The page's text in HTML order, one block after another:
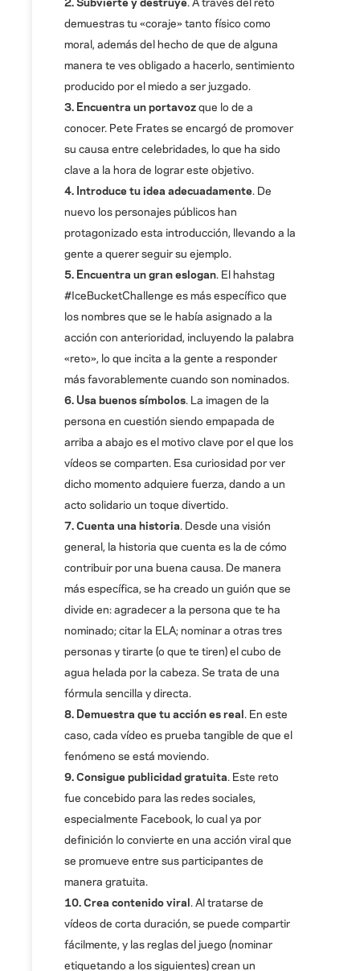
demuestras tu «coraje» tanto físico como
moral, además del hecho de que de alguna
manera te ves obligado a hacerlo, sentimiento
producido por el miedo a ser juzgado.
3. Encuentra un portavozque lo de a
conocer. Pete Frates se encargó de promover
su causa entre celebridades, lo que ha sido
clave a la hora de lograr este objetivo.
4. Introduce tu idea adecuadamente. De
nuevo los personajes públicos han
protagonizado esta introducción, llevando a la
gente a querer seguir su ejemplo.
5. Encuentra un gran eslogan. El hahstag
#IceBucketChallenge es más específico que
los nombres que se le había asignado a la
acción con anterioridad, incluyendo la palabra
«reto», lo que incita a la gente a responder
más favorablemente cuando son nominados.
6. Usa buenos símbolos. La imagen de la
persona en cuestión siendo empapada de
arriba a abajo es el motivo clave por el que los
vídeos se comparten. Esa curiosidad por ver
dicho momento adquiere fuerza, dando a un
acto solidario un toque divertido.
7. Cuenta una historia. Desde una visión
general, la historia que cuenta es la de cómo
contribuir por una buena causa. De manera
más específica, se ha creado un guión que se
divide en: agradecer a la persona que te ha
nominado; citar la ELA; nominar a otras tres
personas y tirarte (o que te tiren) el cubo de
agua helada por la cabeza. Se trata de una
fórmula sencilla y directa.
8. Demuestra que tu acción es real. En este
caso, cada vídeo es prueba tangible de que el
fenómeno se está moviendo.
9. Consigue publicidad gratuita. Este reto
fue concebido para las redes sociales,
especialmente Facebook, lo cual ya por
definición lo convierte en una acción viral que
se promueve entre sus participantes de
manera gratuita.
10. Crea contenido viral. Al tratarse de
vídeos de corta duración, se puede compartir
fácilmente, y las reglas del juego (nominar
etiquetando a los siguientes) crean un